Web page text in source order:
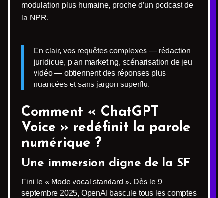
modulation plus humaine, proche d’un podcast de
la NPR.
En clair, vos requêtes complexes — rédaction
juridique, plan marketing, scénarisation de jeu
vidéo — obtiennent des réponses plus
nuancées et sans jargon superflu.
Comment « ChatGPT
Voice » redéfinit la parole
numérique ?
Une immersion digne de la SF
Fini le « Mode vocal standard ». Dès le 9
septembre 2025, OpenAI bascule tous les comptes